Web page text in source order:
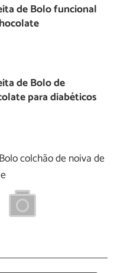
de Bolo funcional
de Bolo de
para diabéticos
colchão de noiva de